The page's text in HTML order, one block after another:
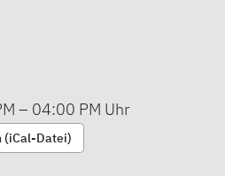
– 04:00 PM Uhr
(iCal-Datei)